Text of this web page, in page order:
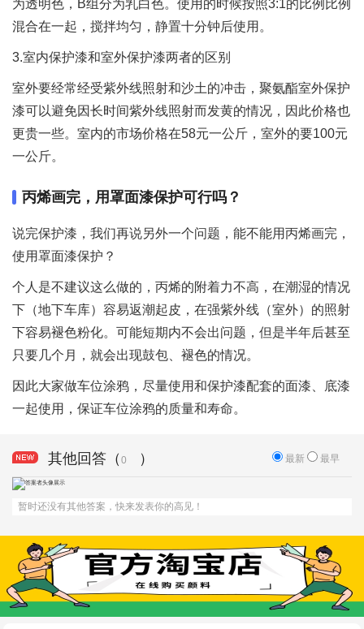
为透明色，B组分为乳白色。使用的时候按照3:1的比例比例
混合在一起，搅拌均匀，静置十分钟后使用。
3.室内保护漆和室外保护漆两者的区别
室外要经常经受紫外线照射和沙土的冲击，聚氨酯室外保护
漆可以避免因长时间紫外线照射而发黄的情况，因此价格也
更贵一些。室内的市场价格在58元一公斤，室外的要100元
一公斤。
丙烯画完，用罩面漆保护可行吗？
说完保护漆，我们再说另外一个问题，能不能用丙烯画完，
使用罩面漆保护？
个人是不建议这么做的，丙烯的附着力不高，在潮湿的情况
下（地下车库）容易返潮起皮，在强紫外线（室外）的照射
下容易褪色粉化。可能短期内不会出问题，但是半年后甚至
只要几个月，就会出现鼓包、褪色的情况。
因此大家做车位涂鸦，尽量使用和保护漆配套的面漆、底漆
一起使用，保证车位涂鸦的质量和寿命。
其他回答（ 0 ） 最新 最早
暂时还没有其他答案，快来发表你的高见！